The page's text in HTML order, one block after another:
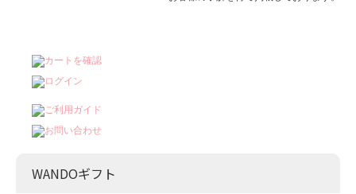
WANDOギフト